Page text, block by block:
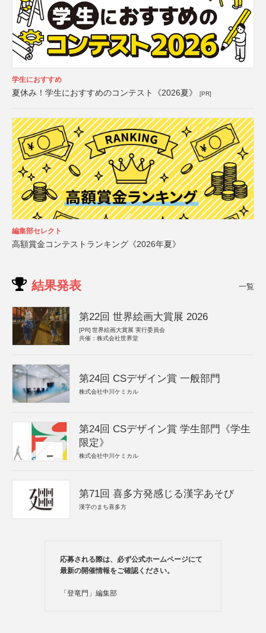
学生におすすめ
夏休み！学生におすすめのコンテスト《2026夏》 [PR]
編集部セレクト
高額賞金コンテストランキング《2026年夏》
結果発表 一覧
第22回 世界絵画大賞展 2026
[PR] 世界絵画大賞展 実行委員会
共催：株式会社世界堂
第24回 CSデザイン賞 一般部門
株式会社中川ケミカル
第24回 CSデザイン賞 学生部門《学生
限定》
株式会社中川ケミカル
第71回 喜多方発感じる漢字あそび
漢字のまち喜多方
応募される際は、必ず公式ホームページにて
最新の開催情報をご確認ください。
「登竜門」編集部